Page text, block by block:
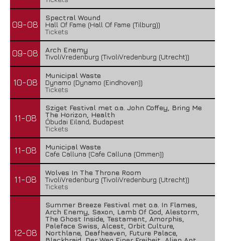
09-08
Spectral Wound
Hall Of Fame (Hall Of Fame (Tilburg))
Tickets
09-08
Arch Enemy
TivoliVredenburg (TivoliVredenburg (Utrecht))
10-08
Municipal Waste
Dynamo (Dynamo (Eindhoven))
Tickets
11-08
Sziget Festival met o.a. John Coffey, Bring Me
The Horizon, Health
Óbudai Eiland, Budapest
Tickets
11-08
Municipal Waste
Cafe Calluna (Cafe Calluna (Ommen))
11-08
Wolves In The Throne Room
TivoliVredenburg (TivoliVredenburg (Utrecht))
Tickets
12-08
Summer Breeze Festival met o.a. In Flames,
Arch Enemy, Saxon, Lamb Of God, Alestorm,
The Ghost Inside, Testament, Amorphis,
Paleface Swiss, Alcest, Orbit Culture,
Northlane, Deafheaven, Future Palace,